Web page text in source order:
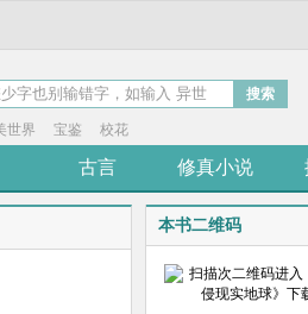
搜索
世界 宝鉴 校花
古言 修真小说
本书二维码